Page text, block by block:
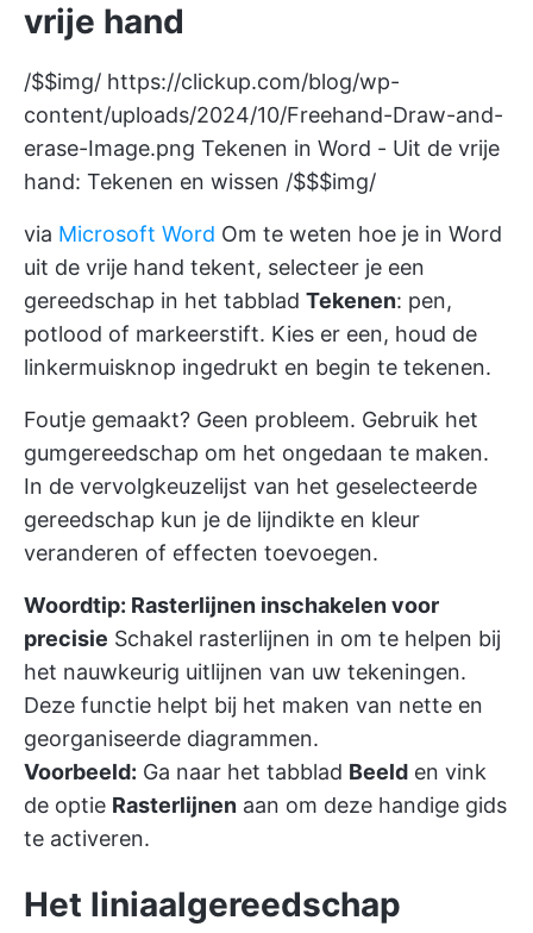
vrije hand
/$$img/ https://clickup.com/blog/wp-
content/uploads/2024/10/Freehand-Draw-and-
erase-Image.png Tekenen in Word - Uit de vrije
hand: Tekenen en wissen /$$$img/
via Microsoft Word Om te weten hoe je in Word
uit de vrije hand tekent, selecteer je een
gereedschap in het tabblad Tekenen: pen,
potlood of markeerstift. Kies er een, houd de
linkermuisknop ingedrukt en begin te tekenen.
Foutje gemaakt? Geen probleem. Gebruik het
gumgereedschap om het ongedaan te maken.
In de vervolgkeuzelijst van het geselecteerde
gereedschap kun je de lijndikte en kleur
veranderen of effecten toevoegen.
Woordtip: Rasterlijnen inschakelen voor
precisie Schakel rasterlijnen in om te helpen bij
het nauwkeurig uitlijnen van uw tekeningen.
Deze functie helpt bij het maken van nette en
georganiseerde diagrammen.
Voorbeeld: Ga naar het tabblad Beeld en vink
de optie Rasterlijnen aan om deze handige gids
te activeren.
Het liniaalgereedschap